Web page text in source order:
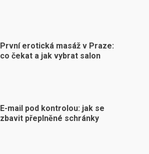
První erotická masáž v Praze:
co čekat a jak vybrat salon
E-mail pod kontrolou: jak se
zbavit přeplněné schránky